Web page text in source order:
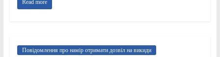
Read more
Повідомлення про намір отримати дозвіл на викиди